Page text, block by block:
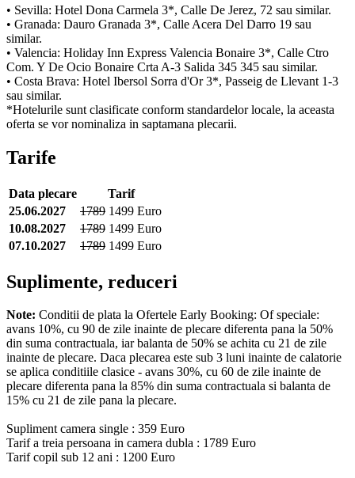
• Sevilla: Hotel Dona Carmela 3*, Calle De Jerez, 72 sau similar.
• Granada: Dauro Granada 3*, Calle Acera Del Darro 19 sau
similar.
• Valencia: Holiday Inn Express Valencia Bonaire 3*, Calle Ctro
Com. Y De Ocio Bonaire Crta A-3 Salida 345 345 sau similar.
• Costa Brava: Hotel Ibersol Sorra d'Or 3*, Passeig de Llevant 1-3
sau similar.
*Hotelurile sunt clasificate conform standardelor locale, la aceasta
oferta se vor nominaliza in saptamana plecarii.
Tarife
Data plecare
Tarif
25.06.2027
1789 1499 Euro
10.08.2027
1789 1499 Euro
07.10.2027
1789 1499 Euro
Suplimente, reduceri
Note: Conditii de plata la Ofertele Early Booking: Of speciale:
avans 10%, cu 90 de zile inainte de plecare diferenta pana la 50%
din suma contractuala, iar balanta de 50% se achita cu 21 de zile
inainte de plecare. Daca plecarea este sub 3 luni inainte de calatorie
se aplica conditiile clasice - avans 30%, cu 60 de zile inainte de
plecare diferenta pana la 85% din suma contractuala si balanta de
15% cu 21 de zile pana la plecare.
Supliment camera single : 359 Euro
Tarif a treia persoana in camera dubla : 1789 Euro
Tarif copil sub 12 ani : 1200 Euro